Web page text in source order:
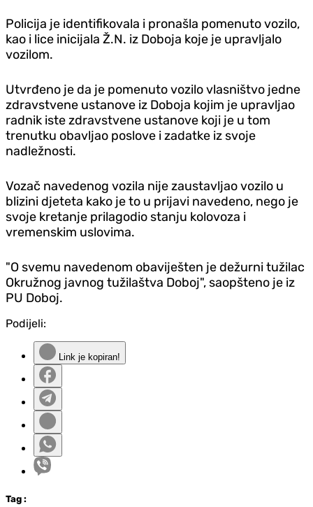
Policija je identifikovala i pronašla pomenuto vozilo,
kao i lice inicijala Ž.N. iz Doboja koje je upravljalo
vozilom.
Utvrđeno je da je pomenuto vozilo vlasništvo jedne
zdravstvene ustanove iz Doboja kojim je upravljao
radnik iste zdravstvene ustanove koji je u tom
trenutku obavljao poslove i zadatke iz svoje
nadležnosti.
Vozač navedenog vozila nije zaustavljao vozilo u
blizini djeteta kako je to u prijavi navedeno, nego je
svoje kretanje prilagodio stanju kolovoza i
vremenskim uslovima.
"O svemu navedenom obaviješten je dežurni tužilac
Okružnog javnog tužilaštva Doboj", saopšteno je iz
PU Doboj.
Podijeli:
Link je kopiran!
Tag :